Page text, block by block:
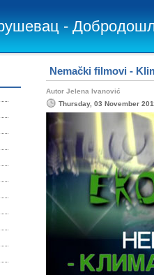
-
Nemački filmovi -
Autor Jelena Ivanović
Thursday, 03 November